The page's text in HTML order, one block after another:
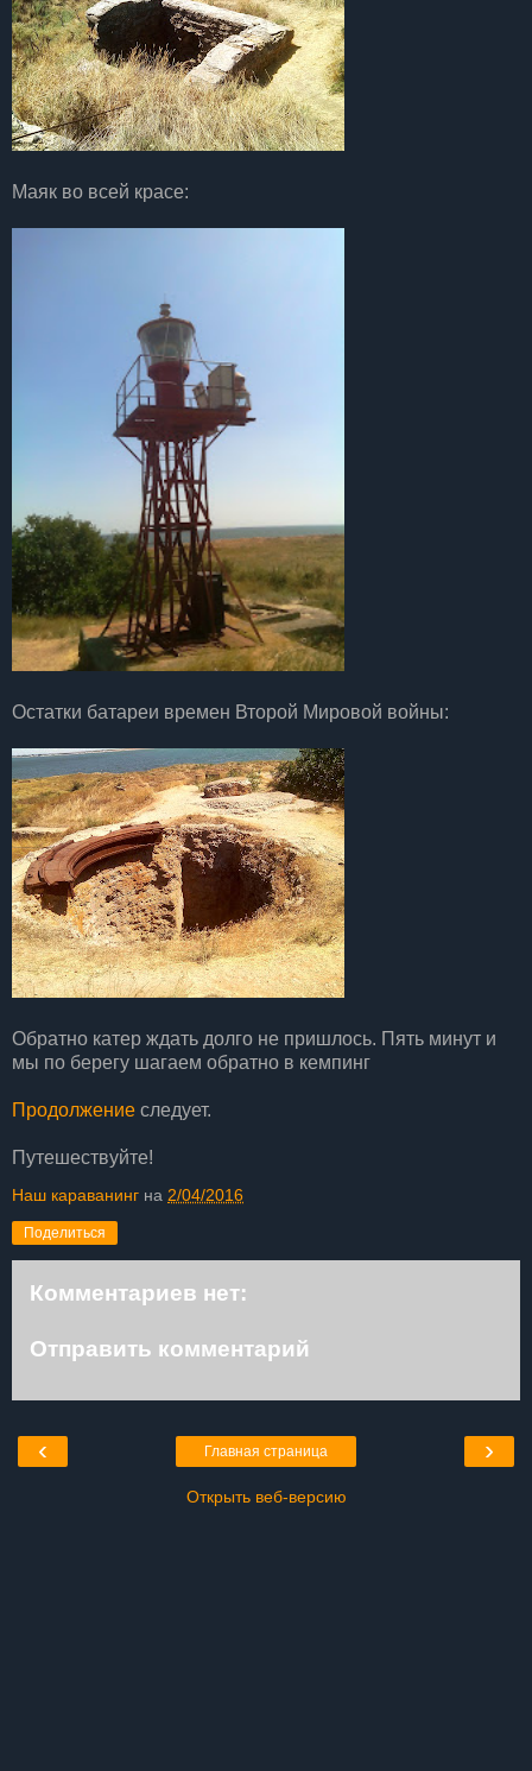
Маяк во всей красе:
Остатки батареи времен Второй Мировой войны:
Обратно катер ждать долго не пришлось. Пять минут и
мы по берегу шагаем обратно в кемпинг
Продолжение следует.
Путешествуйте!
Наш караванинг на 2/04/2016
Поделиться
Комментариев нет:
Отправить комментарий
‹ ›
Главная страница
Открыть веб-версию